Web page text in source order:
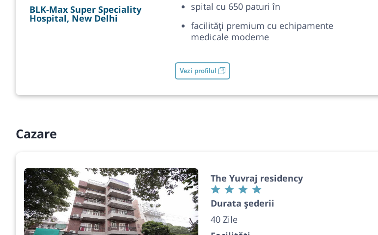
BLK-Max Super Speciality
Hospital, New Delhi
spital cu 650 paturi în
facilități premium cu echipamente
medicale moderne
Vezi profilul
Cazare
The Yuvraj residency
Durata șederii
40 Zile